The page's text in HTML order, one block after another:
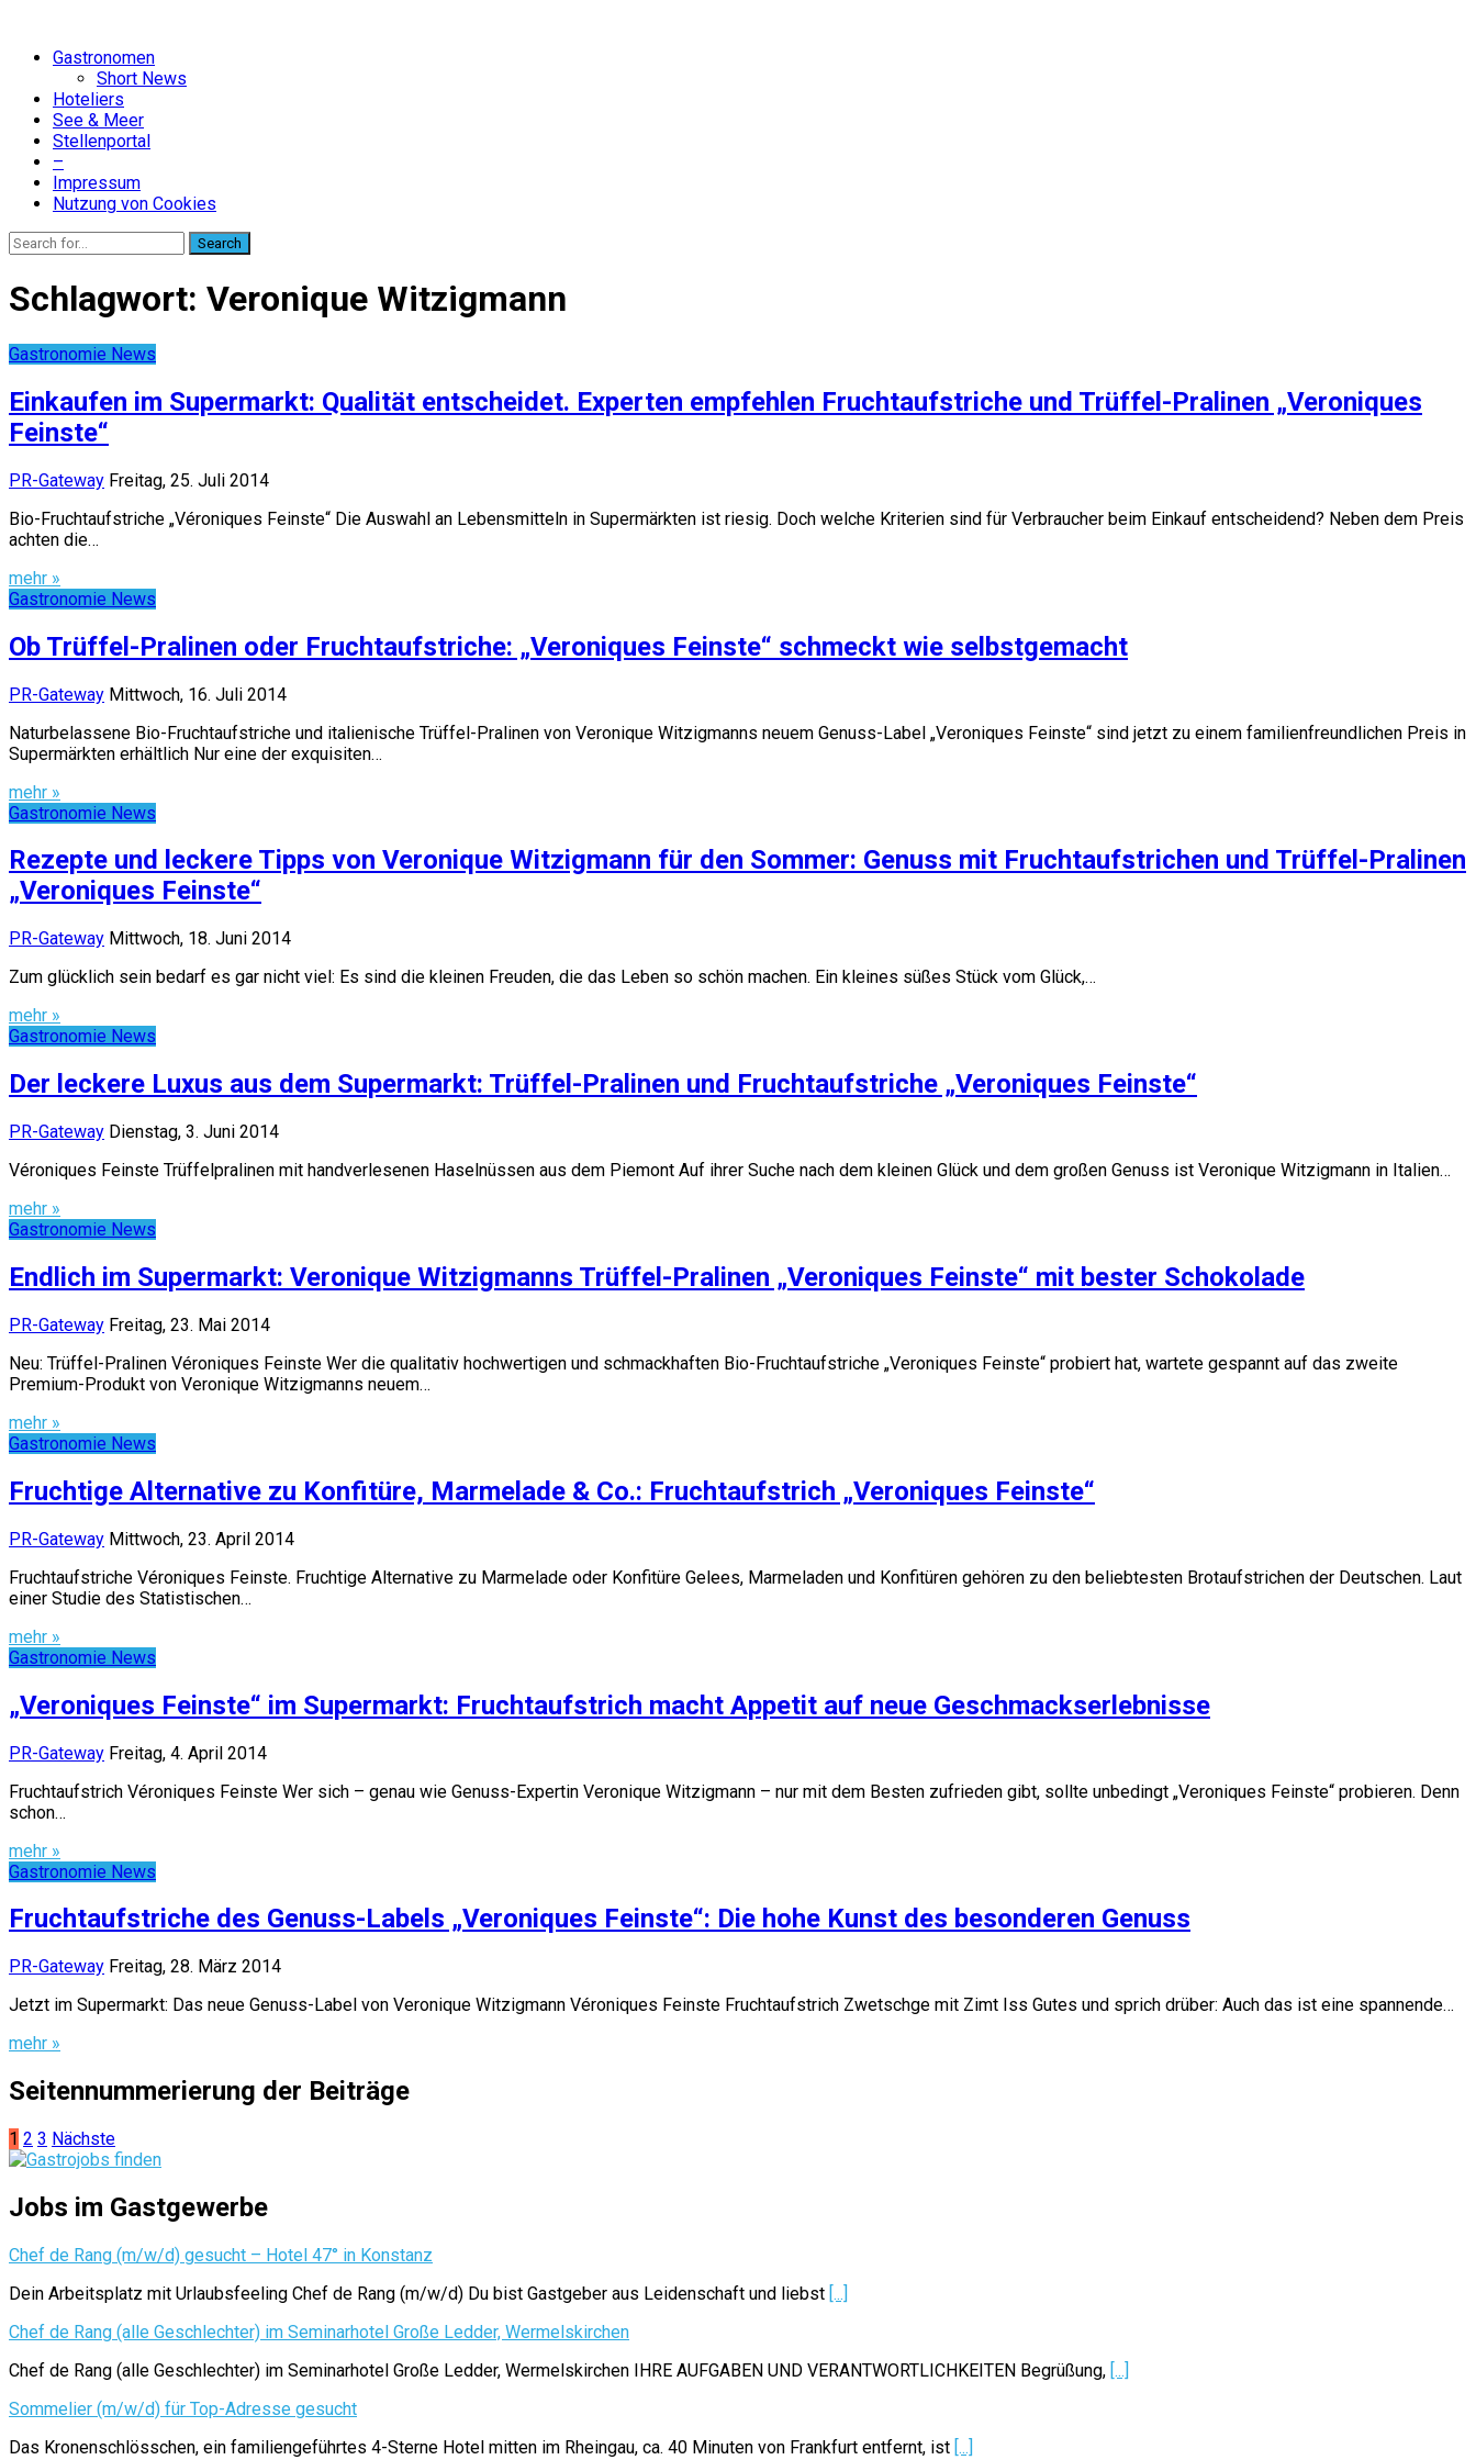
Gastronomen
Short News
Hoteliers
See & Meer
Stellenportal
–
Impressum
Nutzung von Cookies
Search
Schlagwort: Veronique Witzigmann
Gastronomie News
Einkaufen im Supermarkt: Qualität entscheidet. Experten empfehlen Fruchtaufstriche und Trüffel-Pralinen „Veroniques
Feinste“
PR-Gateway Freitag, 25. Juli 2014
Bio-Fruchtaufstriche „Véroniques Feinste“ Die Auswahl an Lebensmitteln in Supermärkten ist riesig. Doch welche Kriterien sind für Verbraucher beim Einkauf entscheidend? Neben dem Preis
achten die…
mehr »
Gastronomie News
Ob Trüffel-Pralinen oder Fruchtaufstriche: „Veroniques Feinste“ schmeckt wie selbstgemacht
PR-Gateway Mittwoch, 16. Juli 2014
Naturbelassene Bio-Fruchtaufstriche und italienische Trüffel-Pralinen von Veronique Witzigmanns neuem Genuss-Label „Veroniques Feinste“ sind jetzt zu einem familienfreundlichen Preis in
Supermärkten erhältlich Nur eine der exquisiten…
mehr »
Gastronomie News
Rezepte und leckere Tipps von Veronique Witzigmann für den Sommer: Genuss mit Fruchtaufstrichen und Trüffel-Pralinen
„Veroniques Feinste“
PR-Gateway Mittwoch, 18. Juni 2014
Zum glücklich sein bedarf es gar nicht viel: Es sind die kleinen Freuden, die das Leben so schön machen. Ein kleines süßes Stück vom Glück,…
mehr »
Gastronomie News
Der leckere Luxus aus dem Supermarkt: Trüffel-Pralinen und Fruchtaufstriche „Veroniques Feinste“
PR-Gateway Dienstag, 3. Juni 2014
Véroniques Feinste Trüffelpralinen mit handverlesenen Haselnüssen aus dem Piemont Auf ihrer Suche nach dem kleinen Glück und dem großen Genuss ist Veronique Witzigmann in Italien…
mehr »
Gastronomie News
Endlich im Supermarkt: Veronique Witzigmanns Trüffel-Pralinen „Veroniques Feinste“ mit bester Schokolade
PR-Gateway Freitag, 23. Mai 2014
Neu: Trüffel-Pralinen Véroniques Feinste Wer die qualitativ hochwertigen und schmackhaften Bio-Fruchtaufstriche „Veroniques Feinste“ probiert hat, wartete gespannt auf das zweite
Premium-Produkt von Veronique Witzigmanns neuem…
mehr »
Gastronomie News
Fruchtige Alternative zu Konfitüre, Marmelade & Co.: Fruchtaufstrich „Veroniques Feinste“
PR-Gateway Mittwoch, 23. April 2014
Fruchtaufstriche Véroniques Feinste. Fruchtige Alternative zu Marmelade oder Konfitüre Gelees, Marmeladen und Konfitüren gehören zu den beliebtesten Brotaufstrichen der Deutschen. Laut
einer Studie des Statistischen…
mehr »
Gastronomie News
„Veroniques Feinste“ im Supermarkt: Fruchtaufstrich macht Appetit auf neue Geschmackserlebnisse
PR-Gateway Freitag, 4. April 2014
Fruchtaufstrich Véroniques Feinste Wer sich – genau wie Genuss-Expertin Veronique Witzigmann – nur mit dem Besten zufrieden gibt, sollte unbedingt „Veroniques Feinste“ probieren. Denn
schon…
mehr »
Gastronomie News
Fruchtaufstriche des Genuss-Labels „Veroniques Feinste“: Die hohe Kunst des besonderen Genuss
PR-Gateway Freitag, 28. März 2014
Jetzt im Supermarkt: Das neue Genuss-Label von Veronique Witzigmann Véroniques Feinste Fruchtaufstrich Zwetschge mit Zimt Iss Gutes und sprich drüber: Auch das ist eine spannende…
mehr »
Seitennummerierung der Beiträge
1 2 3 Nächste
Jobs im Gastgewerbe
Chef de Rang (m/w/d) gesucht – Hotel 47° in Konstanz
Dein Arbeitsplatz mit Urlaubsfeeling Chef de Rang (m/w/d) Du bist Gastgeber aus Leidenschaft und liebst [...]
Chef de Rang (alle Geschlechter) im Seminarhotel Große Ledder, Wermelskirchen
Chef de Rang (alle Geschlechter) im Seminarhotel Große Ledder, Wermelskirchen IHRE AUFGABEN UND VERANTWORTLICHKEITEN Begrüßung, [...]
Sommelier (m/w/d) für Top-Adresse gesucht
Das Kronenschlösschen, ein familiengeführtes 4-Sterne Hotel mitten im Rheingau, ca. 40 Minuten von Frankfurt entfernt, ist [...]